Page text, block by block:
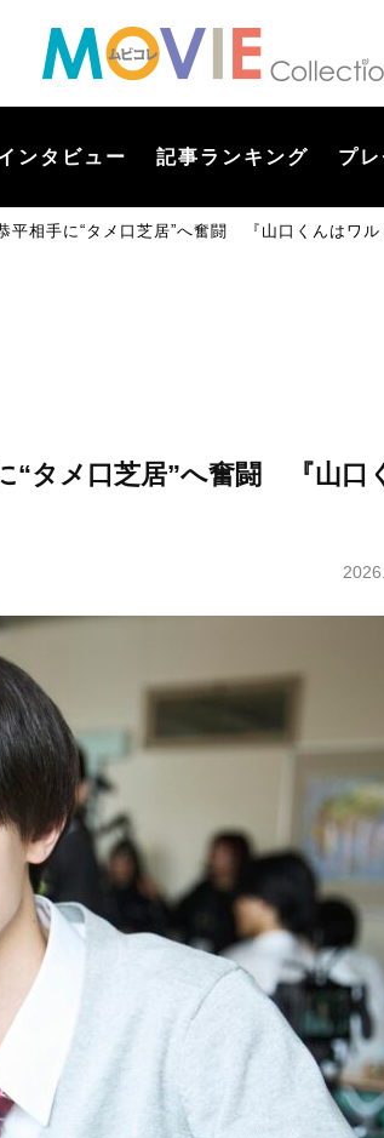
ンタビュー 記事ランキング プレ
相手に“タメ口芝居”へ奮闘 『山口くんはワル
“タメ口芝居”へ奮闘 『山口